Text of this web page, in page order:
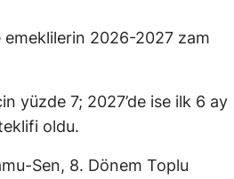
emeklilerin 2026-2027 zam
yüzde 7; 2027’de ise ilk 6 ay
oldu.
Sen, 8. Dönem Toplu